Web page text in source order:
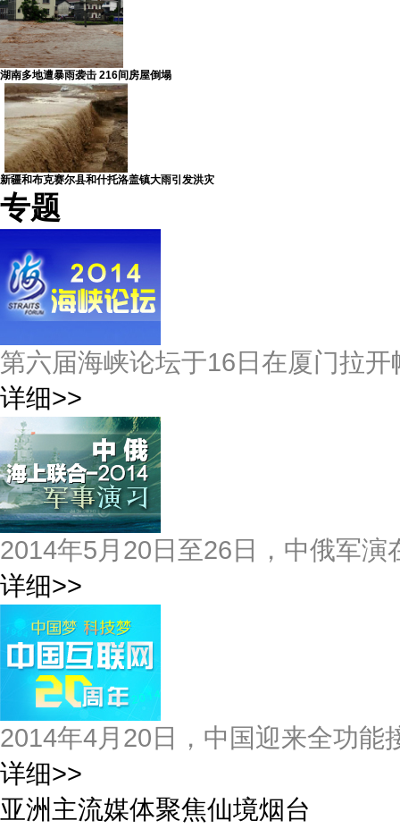
湖南多地遭暴雨袭击 216间房屋倒塌
新疆和布克赛尔县和什托洛盖镇大雨引发洪灾
专题
第六届海峡论坛于16日在厦门拉开
详细>>
2014年5月20日至26日，中俄军演
详细>>
2014年4月20日，中国迎来全功能
详细>>
亚洲主流媒体聚焦仙境烟台